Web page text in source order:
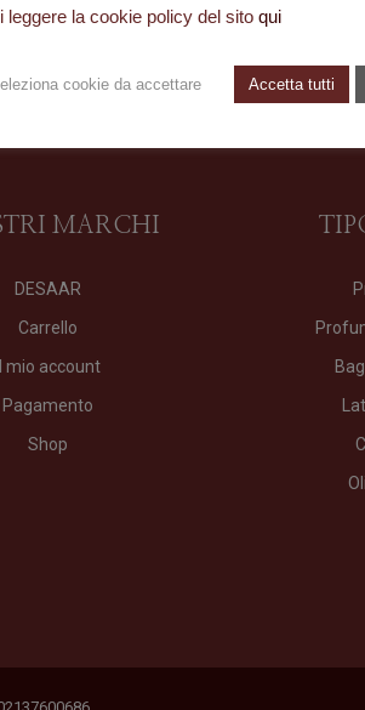
260,00€
MARCHI
DESAAR
Carrello
Il mio account
Pagamento
Shop
leggere la cookie policy del sito qui
cookie da accettare Accetta tutti